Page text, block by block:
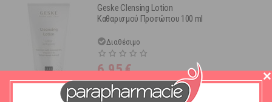
Geske Clensing Lotion
Καθαρισμού Προσώπου 100 ml
Διαθέσιμο
6,95€
ΣΤΟ ΚΑΛΑΘΙ